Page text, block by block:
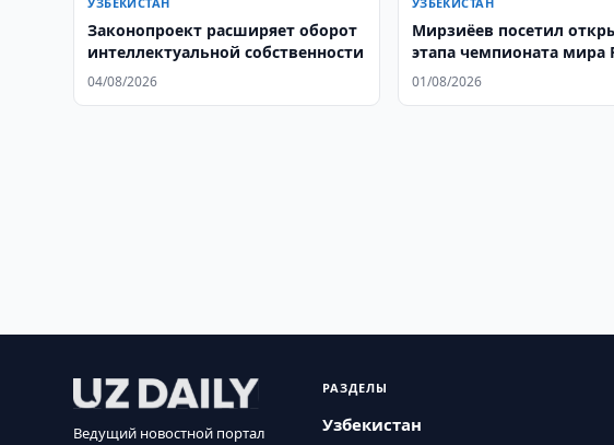
Законопроект расширяет оборот
интеллектуальной собственности
04/08/2026
Мирзиёев посетил
этапа чемпионата мира
01/08/2026
Ведущий новостной портал
РАЗДЕЛЫ
Узбекистан